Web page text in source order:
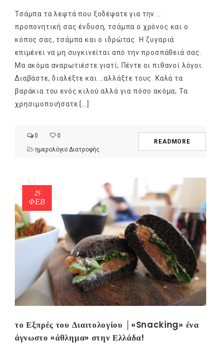
Τσάμπα τα λεφτά που ξοδέψατε για την …
προπονητική σας ένδυση, τσάμπα ο χρόνος και ο
κόπος σας, τσάμπα και ο ιδρώτας. Η ζυγαριά
επιμένει να μη συγκινείται από την προσπάθειά σας.
Μα ακόμα αναρωτιέστε γιατί; Πέντε οι πιθανοί λόγοι.
Διαβάστε, διαλέξτε και …αλλάξτε τους. Καλά τα
βαράκια του ενός κιλού αλλά για πόσο ακόμα; Τα
χρησιμοποιήσατε […]
0
0
ημερολόγιο Διατροφής
READMORE
25
ΦΕΒ
το Εξπρές του Διαιτολογίου │«Snacking» ένα
άγνωστο «άθλημα» στην Ελλάδα!